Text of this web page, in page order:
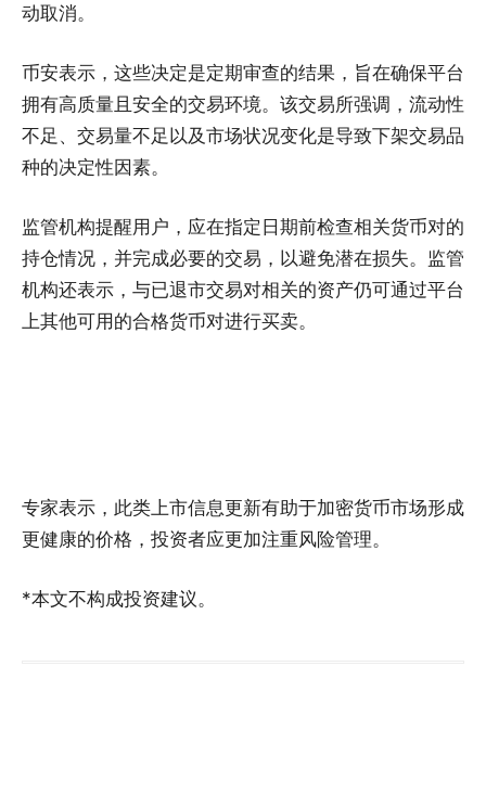
动取消。
币安表示，这些决定是定期审查的结果，旨在确保平台
拥有高质量且安全的交易环境。该交易所强调，流动性
不足、交易量不足以及市场状况变化是导致下架交易品
种的决定性因素。
监管机构提醒用户，应在指定日期前检查相关货币对的
持仓情况，并完成必要的交易，以避免潜在损失。监管
机构还表示，与已退市交易对相关的资产仍可通过平台
上其他可用的合格货币对进行买卖。
专家表示，此类上市信息更新有助于加密货币市场形成
更健康的价格，投资者应更加注重风险管理。
*本文不构成投资建议。